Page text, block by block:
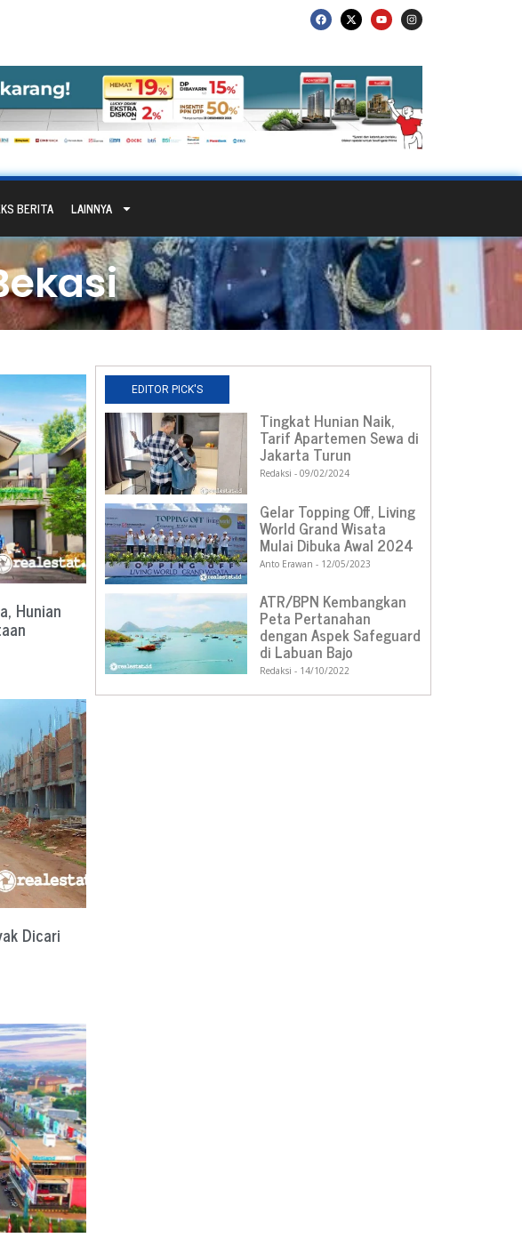
BERITA LAINNYA
Hunian
Dicari
EDITOR PICK'S
Tingkat Hunian Naik,
Tarif Apartemen Sewa di
Jakarta Turun
Redaksi 09/02/2024
Gelar Topping Off, Living
World Grand Wisata
Mulai Dibuka Awal 2024
Anto Erawan 12/05/2023
ATR/BPN Kembangkan
Peta Pertanahan
dengan Aspek Safeguard
di Labuan Bajo
Redaksi 14/10/2022